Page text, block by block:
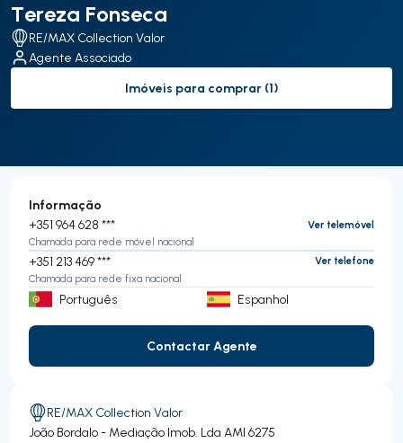
Tereza Fonseca
RE/MAX Collection Valor
Agente Associado
to-buy-listing
Imóveis para comprar (1)
Informação
+351 964 628 ***
Ver telemóvel
Chamada para rede móvel nacional
+351 213 469 ***
Ver telefone
Chamada para rede fixa nacional
Português Espanhol
Contactar Agente
Contactar Agente
RE/MAX Collection Valor
João Bordalo - Mediação Imob. Lda AMI 6275